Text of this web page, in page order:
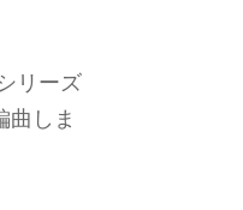
リーズ
曲しま